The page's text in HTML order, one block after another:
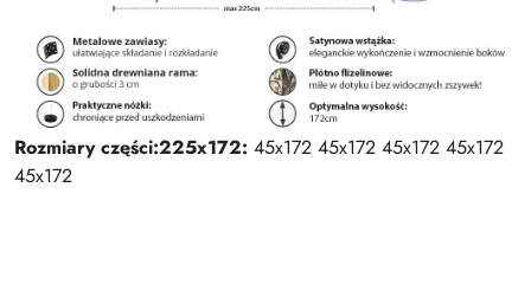
Rozmiary części:225x172: 45x172 45x172 45x172 45x172
45x172